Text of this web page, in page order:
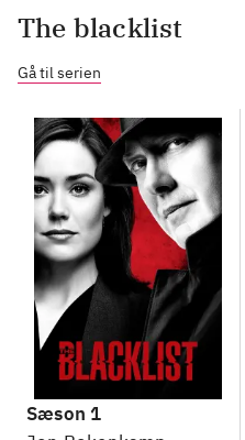
The blacklist
Gå til serien
Sæson 1